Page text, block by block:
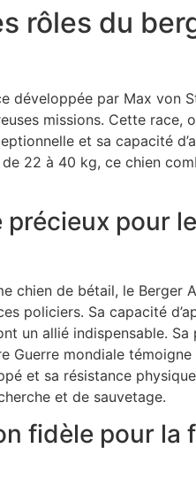
rôles du
développée par Max von
missions. Cette race,
et sa capacité
22 à 40 kg, ce chien
pour
chien de bétail, le Berger
policiers. Sa capacité
un allié indispensable.
Guerre mondiale
et sa résistance
et de sauvetage.
fidèle pour la